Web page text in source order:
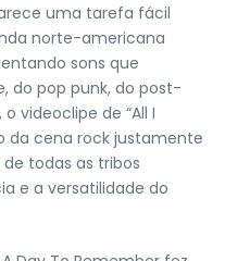
uma tarefa fácil
norte-americana
sons que
do pop punk, do post-
videoclipe de “All I
da cena rock justamente
todas as tribos
e a versatilidade do